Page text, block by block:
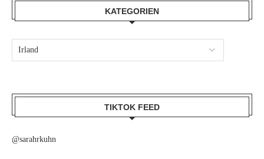
KATEGORIEN
TIKTOK FEED
@sarahrkuhn